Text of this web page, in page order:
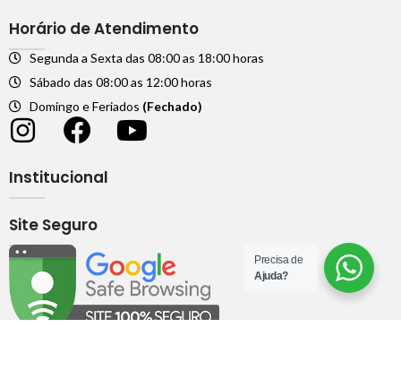
Horário de Atendimento
Segunda a Sexta das 08:00 as 18:00 horas
Sábado das 08:00 as 12:00 horas
Domingo e Feriados (Fechado)
Institucional
Site Seguro
Precisa de
Ajuda?